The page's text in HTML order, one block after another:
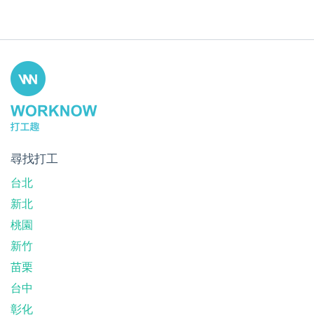
尋找打工
台北
新北
桃園
新竹
苗栗
台中
彰化